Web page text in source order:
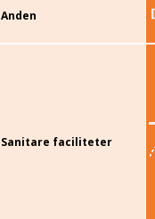
Anden
Sanitare faciliteter